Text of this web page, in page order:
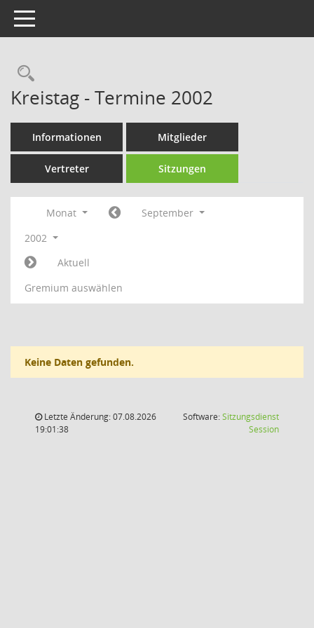
Toggle navigation
Rechercheauswahl
Kreistag - Termine 2002
Informationen Mitglieder
Vertreter Sitzungen
Monat
September
2002
Aktuell
Gremium auswählen
Keine Daten gefunden.
Letzte Änderung: 07.08.2026
19:01:38
Software:Sitzungsdienst
Session(Wird in